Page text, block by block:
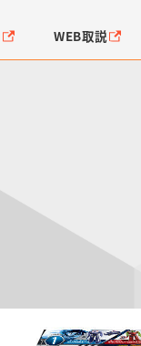
WEB取説